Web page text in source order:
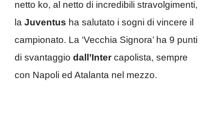
netto ko, al netto di incredibili stravolgimenti,
la Juventus ha salutato i sogni di vincere il
campionato. La ‘Vecchia Signora’ ha 9 punti
di svantaggio dall’Intercapolista, sempre
con Napoli ed Atalanta nel mezzo.